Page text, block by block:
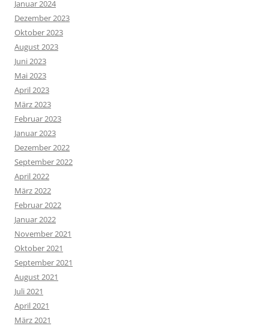
Januar 2024
Dezember 2023
Oktober 2023
August 2023
Juni 2023
Mai 2023
April 2023
März 2023
Februar 2023
Januar 2023
Dezember 2022
September 2022
April 2022
März 2022
Februar 2022
Januar 2022
November 2021
Oktober 2021
September 2021
August 2021
Juli 2021
April 2021
März 2021